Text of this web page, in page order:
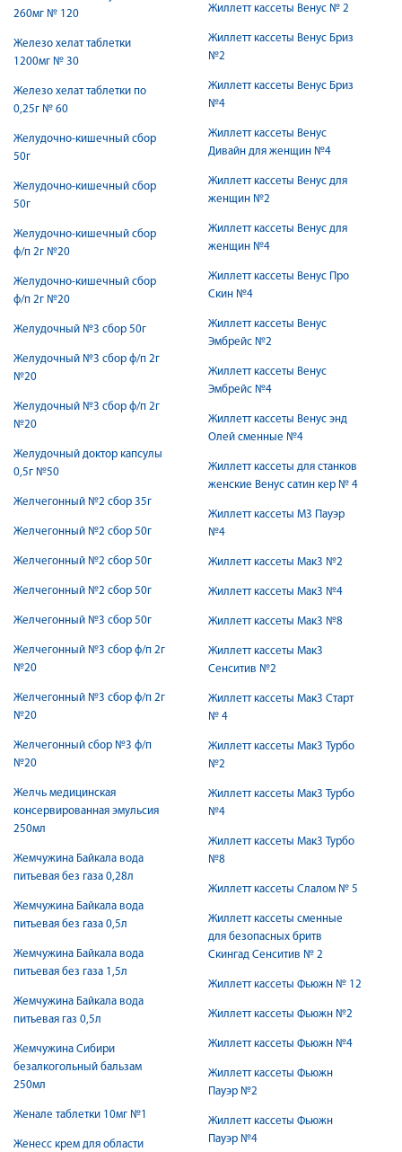
260мг № 120
Железо хелат таблетки
1200мг № 30
Железо хелат таблетки по
0,25г № 60
Желудочно-кишечный сбор
50г
Желудочно-кишечный сбор
50г
Желудочно-кишечный сбор
ф/п 2г №20
Желудочно-кишечный сбор
ф/п 2г №20
Желудочный №3 сбор 50г
Желудочный №3 сбор ф/п 2г
№20
Желудочный №3 сбор ф/п 2г
№20
Желудочный доктор капсулы
0,5г №50
Желчегонный №2 сбор 35г
Желчегонный №2 сбор 50г
Желчегонный №2 сбор 50г
Желчегонный №2 сбор 50г
Желчегонный №3 сбор 50г
Желчегонный №3 сбор ф/п 2г
№20
Желчегонный №3 сбор ф/п 2г
№20
Желчегонный сбор №3 ф/п
№20
Желчь медицинская
консервированная эмульсия
250мл
Жемчужина Байкала вода
питьевая без газа 0,28л
Жемчужина Байкала вода
питьевая без газа 0,5л
Жемчужина Байкала вода
питьевая без газа 1,5л
Жемчужина Байкала вода
питьевая газ 0,5л
Жемчужина Сибири
безалкогольный бальзам
250мл
Женале таблетки 10мг №1
Женесс крем для области
Жиллетт кассеты Венус № 2
Жиллетт кассеты Венус Бриз
№2
Жиллетт кассеты Венус Бриз
№4
Жиллетт кассеты Венус
Дивайн для женщин №4
Жиллетт кассеты Венус для
женщин №2
Жиллетт кассеты Венус для
женщин №4
Жиллетт кассеты Венус Про
Скин №4
Жиллетт кассеты Венус
Эмбрейс №2
Жиллетт кассеты Венус
Эмбрейс №4
Жиллетт кассеты Венус энд
Олей сменные №4
Жиллетт кассеты для станков
женские Венус сатин кер № 4
Жиллетт кассеты М3 Пауэр
№4
Жиллетт кассеты Мак3 №2
Жиллетт кассеты Мак3 №4
Жиллетт кассеты Мак3 №8
Жиллетт кассеты Мак3
Сенситив №2
Жиллетт кассеты Мак3 Старт
№ 4
Жиллетт кассеты Мак3 Турбо
№2
Жиллетт кассеты Мак3 Турбо
№4
Жиллетт кассеты Мак3 Турбо
№8
Жиллетт кассеты Слалом № 5
Жиллетт кассеты сменные
для безопасных бритв
Скингад Сенситив № 2
Жиллетт кассеты Фьюжн № 12
Жиллетт кассеты Фьюжн №2
Жиллетт кассеты Фьюжн №4
Жиллетт кассеты Фьюжн
Пауэр №2
Жиллетт кассеты Фьюжн
Пауэр №4